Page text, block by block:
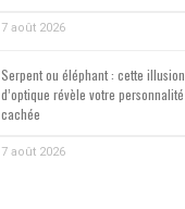
7 août 2026
Serpent ou éléphant : cette illusion
d’optique révèle votre personnalité
cachée
7 août 2026